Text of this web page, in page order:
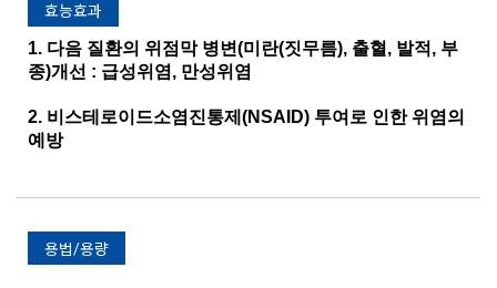
효능효과
1. 다음 질환의 위점막 병변(미란(짓무름), 출혈, 발적, 부
종)개선 : 급성위염, 만성위염
2. 비스테로이드소염진통제(NSAID) 투여로 인한 위염의
예방
용법/용량